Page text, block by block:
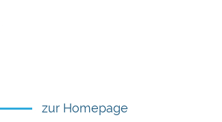
zur Homepage